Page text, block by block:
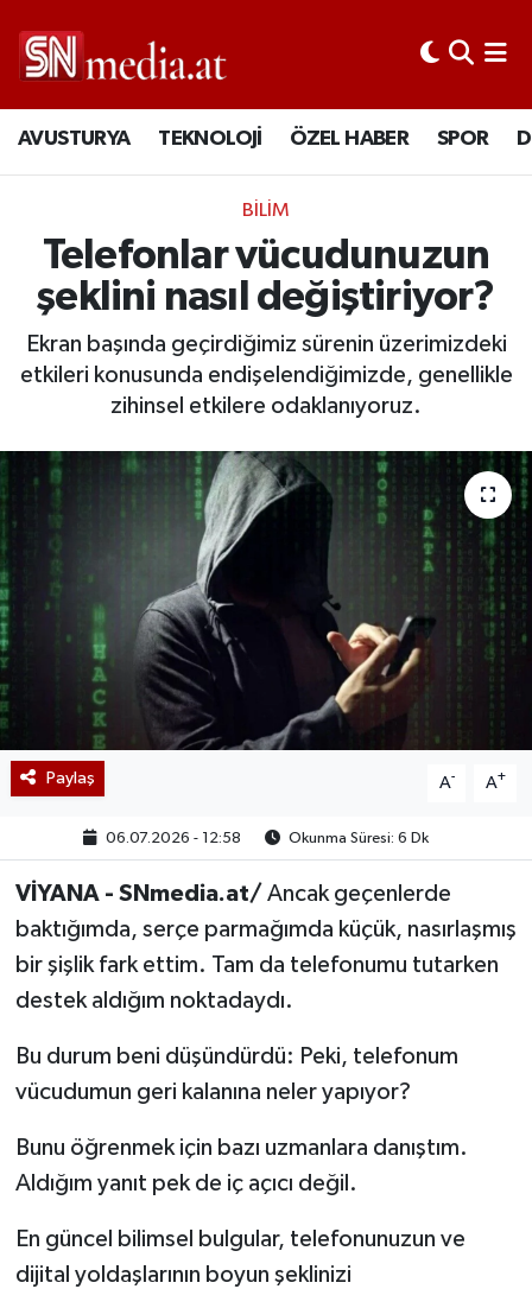
AVUSTURYA TEKNOLOJİ ÖZEL HABER SPOR
BİLİM
Telefonlar vücudunuzun
şeklini nasıl değiştiriyor?
Ekran başında geçirdiğimiz sürenin üzerimizdeki
etkileri konusunda endişelendiğimizde, genellikle
zihinsel etkilere odaklanıyoruz.
Paylaş A- A+
06.07.2026 - 12:58 Okunma Süresi: 6 Dk
VİYANA - SNmedia.at/ Ancak geçenlerde
baktığımda, serçe parmağımda küçük, nasırlaşmış
bir şişlik fark ettim. Tam da telefonumu tutarken
destek aldığım noktadaydı.
Bu durum beni düşündürdü: Peki, telefonum
vücudumun geri kalanına neler yapıyor?
Bunu öğrenmek için bazı uzmanlara danıştım.
Aldığım yanıt pek de iç açıcı değil.
En güncel bilimsel bulgular, telefonunuzun ve
dijital yoldaşlarının boyun şeklinizi